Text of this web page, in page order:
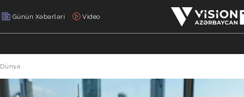
Günün Xəbərləri Video
GÜNDƏLIK
Dünya